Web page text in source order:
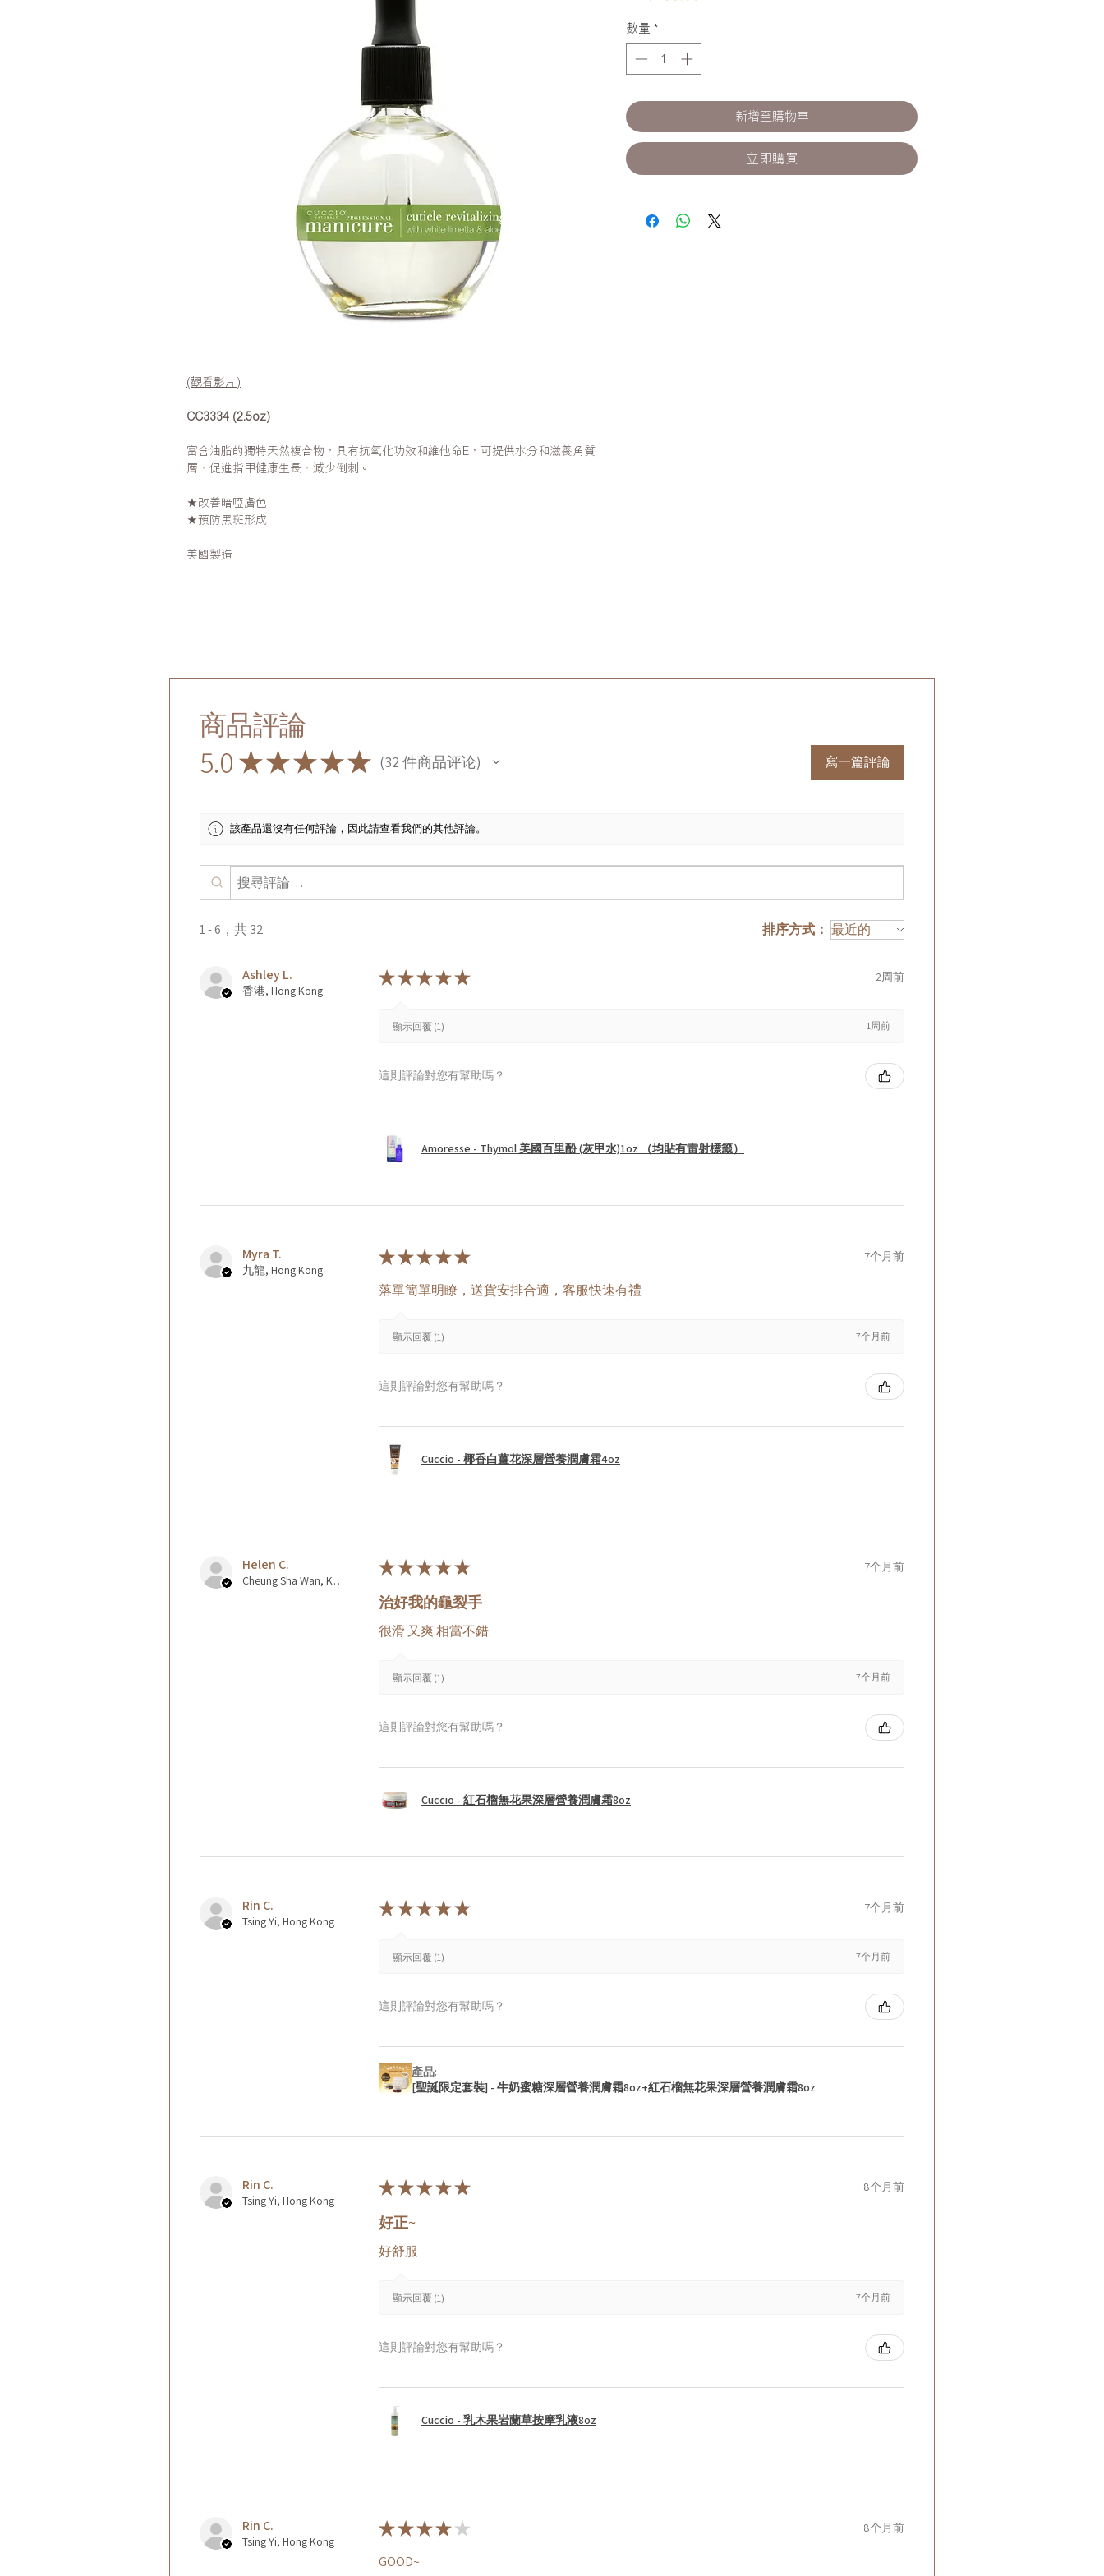
(觀看影片)
CC3334 (2.5oz)
富含油脂的獨特天然複合物，具有抗氧化功效和維他命E，可提供水分和滋養角質
層，促進指甲健康生長，減少倒刺。
★改善暗啞膚色
★預防黑斑形成
美國製造
數量 *
新增至購物車
立即購買
商品評論
5.0 ★★★★★ 32 件商品评论
32 寫一篇評論
該產品還沒有任何評論，因此請查看我們的其他評論。
1 - 6，共 32 排序方式：
Ashley L.
香港, Hong Kong
★★★★★ 2周前
顯示回覆 (1) 1周前
這則評論對您有幫助嗎？
Amoresse - Thymol 美國百里酚 (灰甲水)1oz （均貼有雷射標籤）
Myra T.
九龍, Hong Kong
★★★★★ 7个月前
落單簡單明瞭，送貨安排合適，客服快速有禮
顯示回覆 (1) 7个月前
這則評論對您有幫助嗎？
Cuccio - 椰香白薑花深層營養潤膚霜4oz
Helen C.
Cheung Sha Wan, Kowloon., Hong Kong
★★★★★ 7个月前
治好我的龜裂手
很滑 又爽 相當不錯
顯示回覆 (1) 7个月前
這則評論對您有幫助嗎？
Cuccio - 紅石榴無花果深層營養潤膚霜8oz
Rin C.
Tsing Yi, Hong Kong
★★★★★ 7个月前
顯示回覆 (1) 7个月前
這則評論對您有幫助嗎？
產品:
[聖誕限定套裝] - 牛奶蜜糖深層營養潤膚霜8oz+紅石榴無花果深層營養潤膚霜8oz
Rin C.
Tsing Yi, Hong Kong
★★★★★ 8个月前
好正~
好舒服
顯示回覆 (1) 7个月前
這則評論對您有幫助嗎？
Cuccio - 乳木果岩蘭草按摩乳液8oz
Rin C.
Tsing Yi, Hong Kong
★★★★★ 8个月前
GOOD~